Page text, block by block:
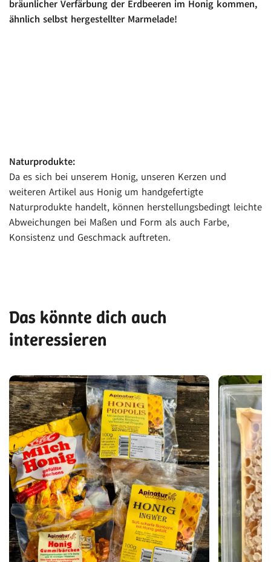
bräunlicher Verfärbung der Erdbeeren im Honig kommen,
ähnlich selbst hergestellter Marmelade!
Naturprodukte:
Da es sich bei unserem Honig, unseren Kerzen und
weiteren Artikel aus Honig um handgefertigte
Naturprodukte handelt, können herstellungsbedingt leichte
Abweichungen bei Maßen und Form als auch Farbe,
Konsistenz und Geschmack auftreten.
Das könnte dich auch
interessieren